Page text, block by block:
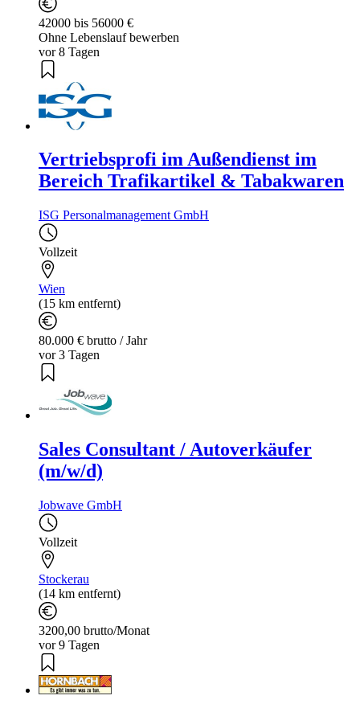
42000 bis 56000 €
Ohne Lebenslauf bewerben
vor 8 Tagen
Vertriebsprofi im Außendienst im
Bereich Trafikartikel & Tabakwaren
ISG Personalmanagement GmbH
Vollzeit
Wien
(15 km entfernt)
80.000 € brutto / Jahr
vor 3 Tagen
Sales Consultant / Autoverkäufer
(m/w/d)
Jobwave GmbH
Vollzeit
Stockerau
(14 km entfernt)
3200,00 brutto/Monat
vor 9 Tagen